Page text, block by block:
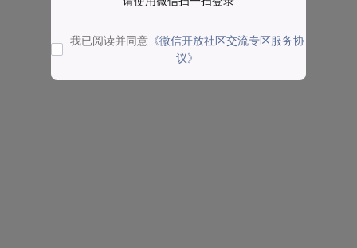
我已阅读并同意 《微信开放社区交流专区服务协
议》